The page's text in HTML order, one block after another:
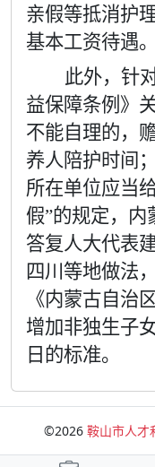
亲假等抵消护
基本工资待遇。
此外，针
益保障条例》
不能自理的，
养人陪护时间
所在单位应当
假”的规定，内
答复人大代表
四川等地做法
《内蒙古自治
增加非独生子
日的标准。
©2026 鞍山市人才